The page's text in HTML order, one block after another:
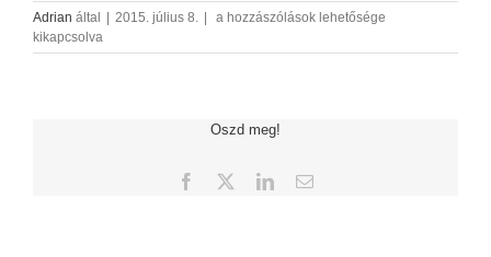
Adrian által | 2015. július 8. |
15
a hozzászólások lehetősége
kikapcsolva
Oszd meg!
Facebook LinkedInEmail: